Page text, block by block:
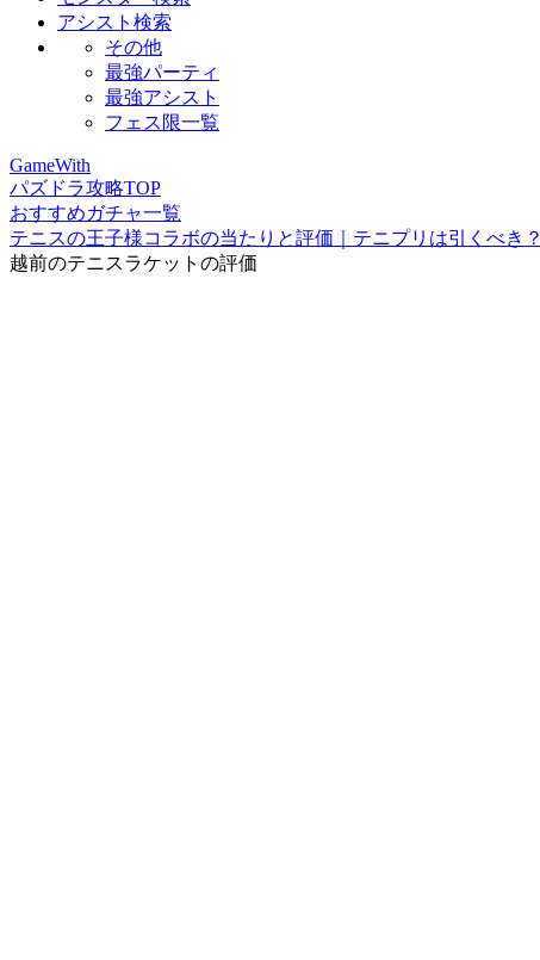
アシスト検索
その他
最強パーティ
最強アシスト
フェス限一覧
GameWith
パズドラ攻略TOP
おすすめガチャ一覧
テニスの王子様コラボの当たりと評価｜テニプリは引くべき？
越前のテニスラケットの評価